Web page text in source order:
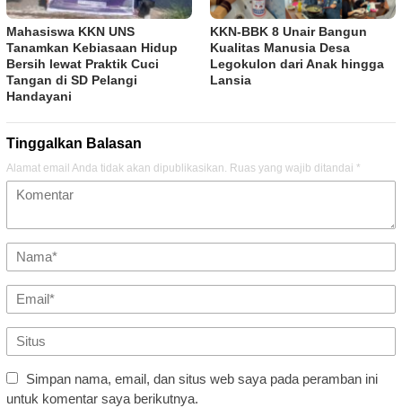
Mahasiswa KKN UNS
Tanamkan Kebiasaan Hidup
Bersih lewat Praktik Cuci
Tangan di SD Pelangi
Handayani
KKN-BBK 8 Unair Bangun
Kualitas Manusia Desa
Legokulon dari Anak hingga
Lansia
Tinggalkan Balasan
Alamat email Anda tidak akan dipublikasikan. Ruas yang wajib ditandai *
Simpan nama, email, dan situs web saya pada peramban ini
untuk komentar saya berikutnya.